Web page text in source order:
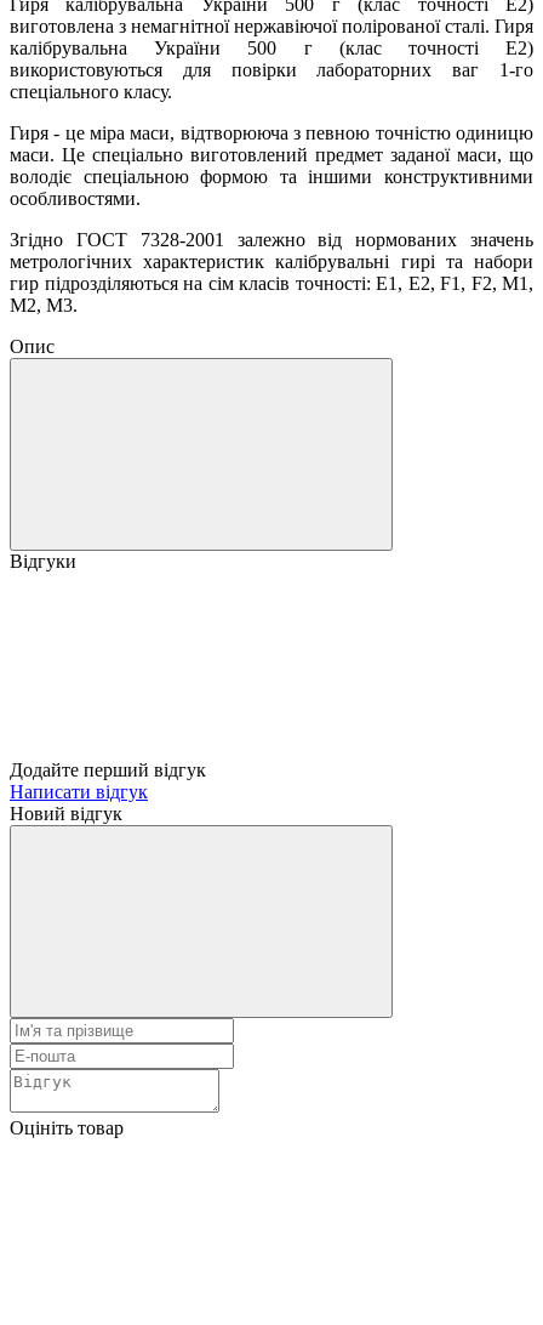
виготовлена ​​з немагнітної нержавіючої полірованої сталі. Гиря
калібрувальна України 500 г (клас точності Е2)
використовуються для повірки лабораторних ваг 1-го
спеціального класу.
Гиря - це міра маси, відтворююча з певною точністю одиницю
маси. Це спеціально виготовлений предмет заданої маси, що
володіє спеціальною формою та іншими конструктивними
особливостями.
Згідно ГОСТ 7328-2001 залежно від нормованих значень
метрологічних характеристик калібрувальні гирі та набори
гир підрозділяються на сім класів точності: Е1, Е2, F1, F2, M1,
M2, M3.
Опис
Відгуки
Додайте перший відгук
Написати відгук
Новий відгук
Оцініть товар